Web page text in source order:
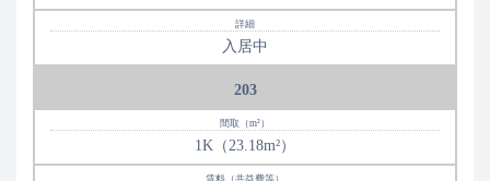
入居中
203
1K（23.18m²）